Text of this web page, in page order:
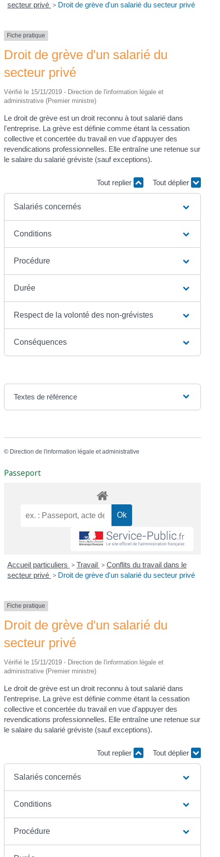
secteur privé > Droit de grève d'un salarié du secteur privé
Fiche pratique
Droit de grève d'un salarié du
secteur privé
Vérifié le 15/11/2019 - Direction de l'information légale et
administrative (Premier ministre)
Le droit de grève est un droit reconnu à tout salarié dans
l'entreprise. La grève est définie comme étant la cessation
collective et concertée du travail en vue d'appuyer des
revendications professionnelles. Elle entraîne une retenue sur
le salaire du salarié gréviste (sauf exceptions).
Tout replier Tout déplier
Salariés concernés
Conditions
Procédure
Durée
Respect de la volonté des non-grévistes
Conséquences
Textes de référence
© Direction de l'information légale et administrative
Passeport
Accueil particuliers > Travail > Conflits du travail dans le
secteur privé > Droit de grève d'un salarié du secteur privé
Fiche pratique
Droit de grève d'un salarié du
secteur privé
Vérifié le 15/11/2019 - Direction de l'information légale et
administrative (Premier ministre)
Le droit de grève est un droit reconnu à tout salarié dans
l'entreprise. La grève est définie comme étant la cessation
collective et concertée du travail en vue d'appuyer des
revendications professionnelles. Elle entraîne une retenue sur
le salaire du salarié gréviste (sauf exceptions).
Tout replier Tout déplier
Salariés concernés
Conditions
Procédure